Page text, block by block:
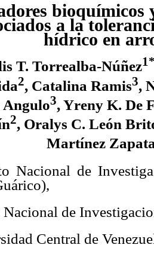
bioquímicos
a la
hídrico en
T. Torrealba-Núñez
2, Catalina Ramis3,
3, Yreny K. De
2, Oralys C. León
Martínez
Nacional de
Nacional de
Central de